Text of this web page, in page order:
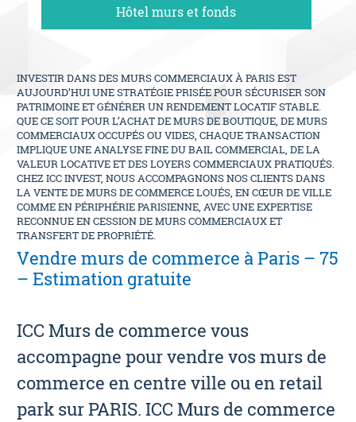
06 09 94 87 02
Estimation offerte
Hôtel murs et fonds
INVESTIR DANS DES MURS COMMERCIAUX À PARIS EST
AUJOURD’HUI UNE STRATÉGIE PRISÉE POUR SÉCURISER SON
PATRIMOINE ET GÉNÉRER UN RENDEMENT LOCATIF STABLE.
QUE CE SOIT POUR L’ACHAT DE MURS DE BOUTIQUE, DE MURS
COMMERCIAUX OCCUPÉS OU VIDES, CHAQUE TRANSACTION
IMPLIQUE UNE ANALYSE FINE DU BAIL COMMERCIAL, DE LA
VALEUR LOCATIVE ET DES LOYERS COMMERCIAUX PRATIQUÉS.
CHEZ ICC INVEST, NOUS ACCOMPAGNONS NOS CLIENTS DANS
LA VENTE DE MURS DE COMMERCE LOUÉS, EN CŒUR DE VILLE
COMME EN PÉRIPHÉRIE PARISIENNE, AVEC UNE EXPERTISE
RECONNUE EN CESSION DE MURS COMMERCIAUX ET
TRANSFERT DE PROPRIÉTÉ.
Vendre murs de commerce à Paris – 75
– Estimation gratuite
ICC Murs de commerce vous
accompagne pour vendre vos murs de
commerce en centre ville ou en retail
park sur PARIS. ICC Murs de commerce